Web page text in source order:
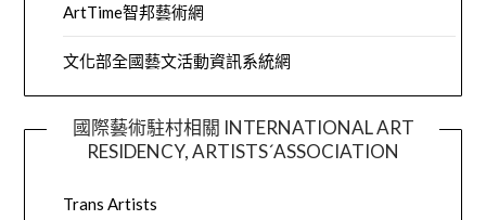
ArtTime智邦藝術網
文化部全國藝文活動資訊系統網
國際藝術駐村相關 INTERNATIONAL ART
RESIDENCY, ARTISTS´ASSOCIATION
Trans Artists